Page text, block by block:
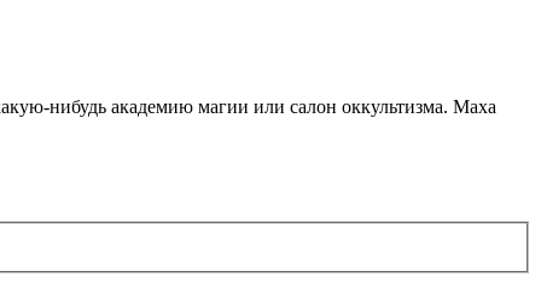
нибудь академию магии или салон оккультизма. Маха